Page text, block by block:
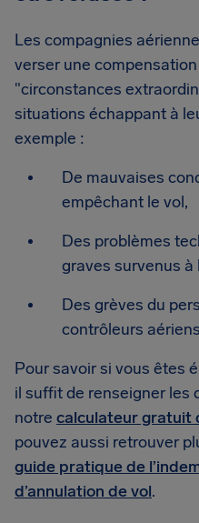
Les compagnies
verser une
"circonstances
situations échappant à
exemple :
De mauvaises
empêchant le vol,
Des problèmes
graves survenus à
Des grèves du
contrôleurs
Pour savoir si vous êtes
il suffit de renseigner les
notre calculateur gratuit
pouvez aussi retrouver
guide pratique de
d’annulation de vol.